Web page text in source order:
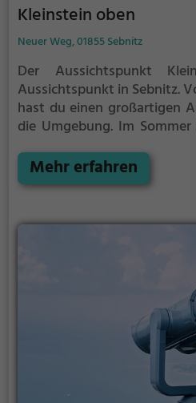
Kleinstein oben
Neuer Weg, 01855 Sebnitz
Der Aussichtspunkt
Aussichtspunkt in Sebnitz.
hast du einen großartigen
die Umgebung. Im
Familienausflüge,
Picknicken und lockt an
Mehr erfahren